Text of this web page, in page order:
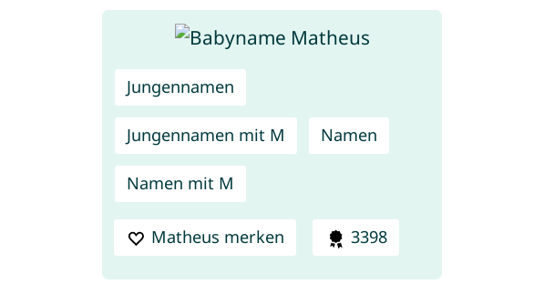
Jungennamen
Jungennamen mit M Namen
Namen mit M
Matheus merken 3398